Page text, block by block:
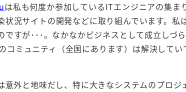
は私も何度か参加しているITエンジニアの集
状況サイトの開発などに取り組んでいます。
ですが･･･。なかなかビジネスとして成立しづ
コミュニティ（全国にあります）は解決して
意外と地味だし、特に大きなシステムのプロ